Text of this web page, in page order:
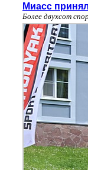
Миасс
Более двухсот